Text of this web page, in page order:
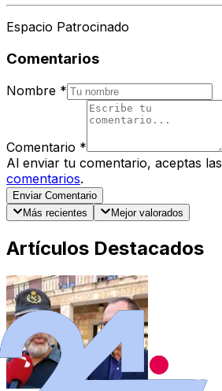
Espacio Patrocinado
Comentarios
Nombre *
Comentario *
Al enviar tu comentario, aceptas las
comentarios.
Enviar Comentario
Más recientes
Mejor valorados
Artículos Destacados